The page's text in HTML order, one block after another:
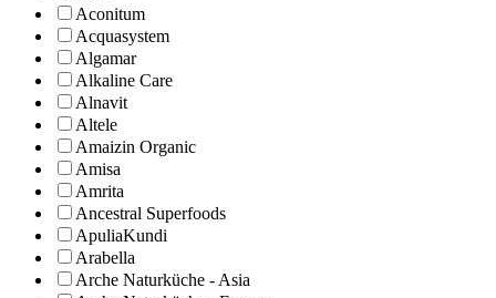
Aconitum
Acquasystem
Algamar
Alkaline Care
Alnavit
Altele
Amaizin Organic
Amisa
Amrita
Ancestral Superfoods
ApuliaKundi
Arabella
Arche Naturküche - Asia